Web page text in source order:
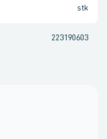
stk
223190603